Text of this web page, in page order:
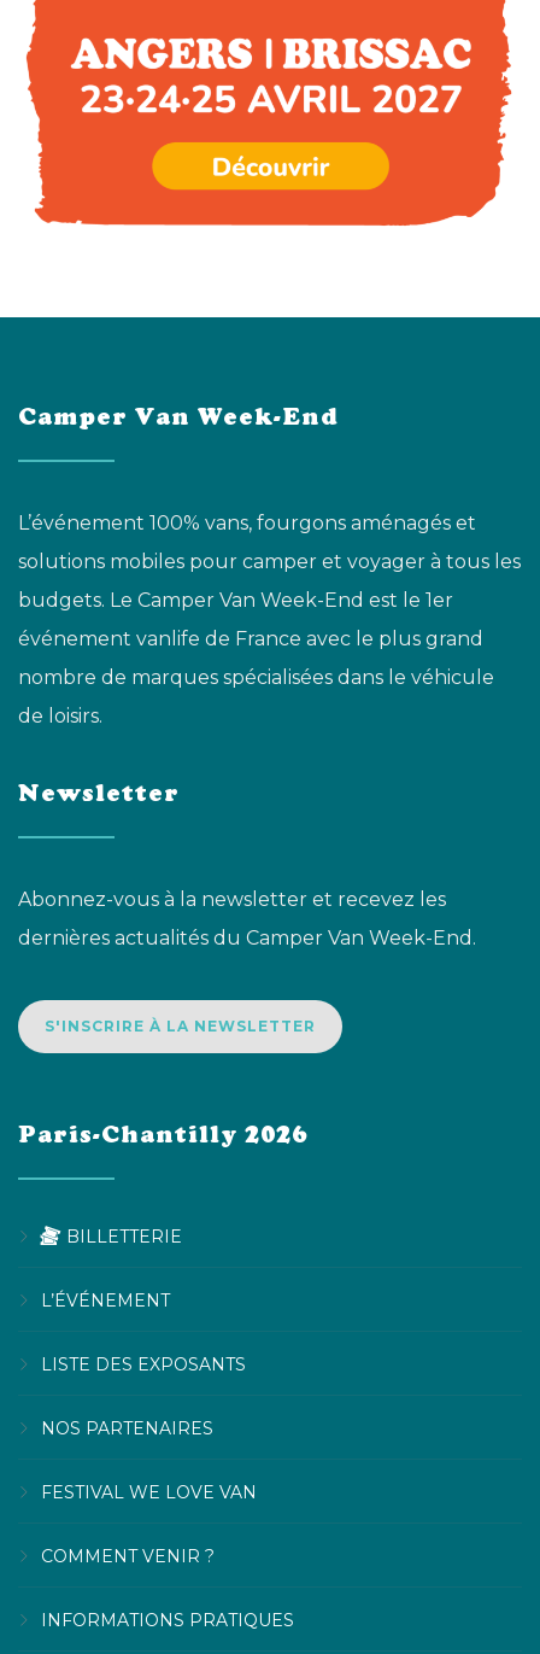
Camper Van Week-End
L’événement 100% vans, fourgons aménagés et
solutions mobiles pour camper et voyager à tous les
budgets. Le Camper Van Week-End est le 1er
événement vanlife de France avec le plus grand
nombre de marques spécialisées dans le véhicule
de loisirs.
Newsletter
Abonnez-vous à la newsletter et recevez les
dernières actualités du Camper Van Week-End.
S'INSCRIRE À LA NEWSLETTER
Paris-Chantilly 2026
BILLETTERIE
L’ÉVÉNEMENT
LISTE DES EXPOSANTS
NOS PARTENAIRES
FESTIVAL WE LOVE VAN
COMMENT VENIR ?
INFORMATIONS PRATIQUES